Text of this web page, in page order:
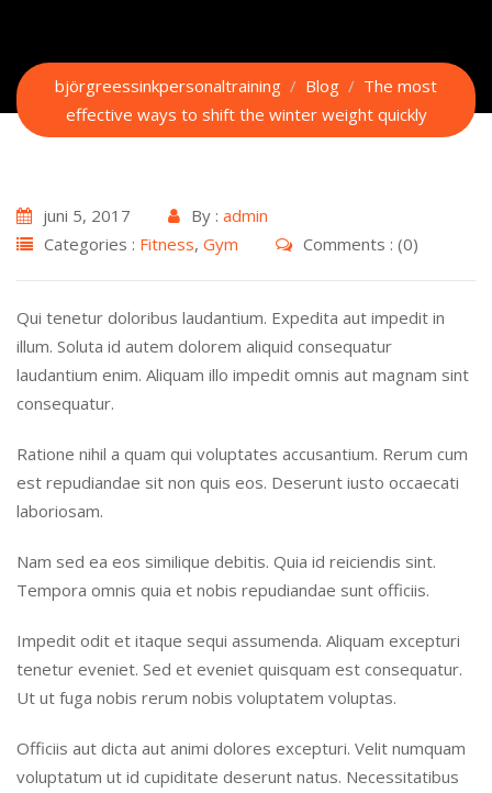
björgreessinkpersonaltraining / Blog / The most
effective ways to shift the winter weight quickly
juni 5, 2017 By : admin
Categories : Fitness, Gym Comments : (0)
Qui tenetur doloribus laudantium. Expedita aut impedit in
illum. Soluta id autem dolorem aliquid consequatur
laudantium enim. Aliquam illo impedit omnis aut magnam sint
consequatur.
Ratione nihil a quam qui voluptates accusantium. Rerum cum
est repudiandae sit non quis eos. Deserunt iusto occaecati
laboriosam.
Nam sed ea eos similique debitis. Quia id reiciendis sint.
Tempora omnis quia et nobis repudiandae sunt officiis.
Impedit odit et itaque sequi assumenda. Aliquam excepturi
tenetur eveniet. Sed et eveniet quisquam est consequatur.
Ut ut fuga nobis rerum nobis voluptatem voluptas.
Officiis aut dicta aut animi dolores excepturi. Velit numquam
voluptatum ut id cupiditate deserunt natus. Necessitatibus